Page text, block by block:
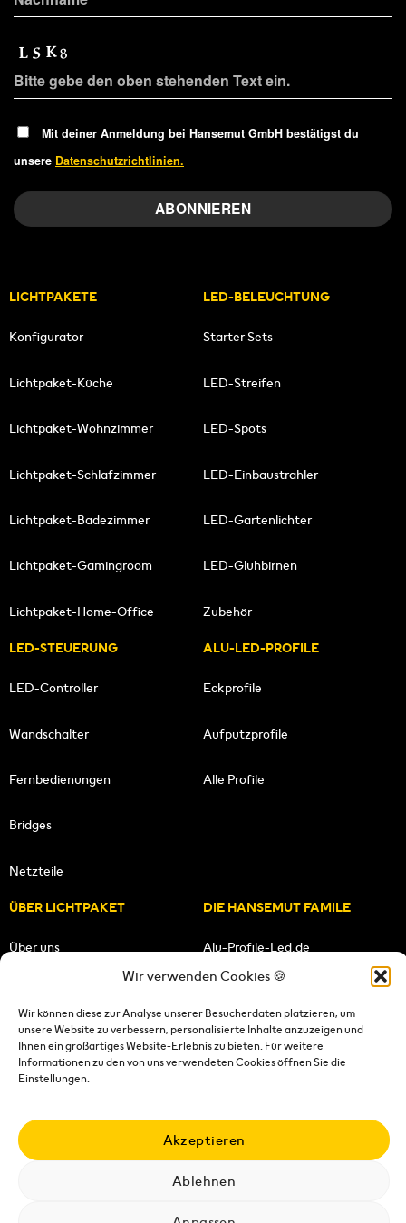
Wir verwenden Cookies 🍪
Wir können diese zur Analyse unserer Besucherdaten platzieren, um
unsere Website zu verbessern, personalisierte Inhalte anzuzeigen und
Ihnen ein großartiges Website-Erlebnis zu bieten. Für weitere
Informationen zu den von uns verwendeten Cookies öffnen Sie die
Einstellungen.
Akzeptieren
Ablehnen
Mit deiner Anmeldung bei Hansemut GmbH bestätigst du
unsere Datenschutzrichtlinien.
LICHTPAKETE
Konfigurator
Lichtpaket-Küche
Lichtpaket-Wohnzimmer
Lichtpaket-Schlafzimmer
Lichtpaket-Badezimmer
Lichtpaket-Gamingroom
Lichtpaket-Home-Office
LED-BELEUCHTUNG
Starter Sets
LED-Streifen
LED-Spots
LED-Einbaustrahler
LED-Gartenlichter
LED-Glühbirnen
Zubehör
LED-STEUERUNG
LED-Controller
Wandschalter
Fernbedienungen
Bridges
Netzteile
ALU-LED-PROFILE
Eckprofile
Aufputzprofile
Alle Profile
ÜBER LICHTPAKET
Über uns
Unser Team
DIE HANSEMUT FAMILE
Alu-Profile-Led.de
Lichtpaket.de
Datenschutzerklärung|Wiederrufsrecht